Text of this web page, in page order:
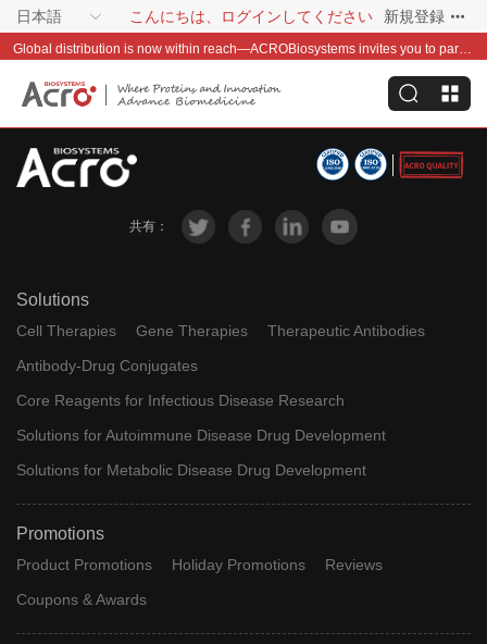
日本語 こんにちは、ログインしてください 新規登録
Global distribution is now within reach—ACROBiosystems invites you to partner with us~
共有：
Solutions
Cell Therapies Gene Therapies
Therapeutic Antibodies
Antibody-Drug Conjugates
Core Reagents for Infectious Disease Research
Solutions for Autoimmune Disease Drug Development
Solutions for Metabolic Disease Drug Development
Promotions
Product Promotions Holiday Promotions
Reviews
Coupons & Awards